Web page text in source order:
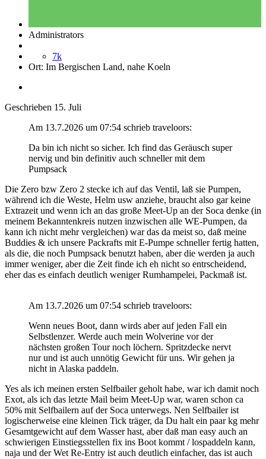
Administrators
7k
Ort: Im Bergischen Land, nahe Koeln
Geschrieben 15. Juli
Am 13.7.2026 um 07:54 schrieb traveloors:
Da bin ich nicht so sicher. Ich find das Geräusch super
nervig und bin definitiv auch schneller mit dem
Pumpsack
Die Zero bzw Zero 2 stecke ich auf das Ventil, laß sie Pumpen,
während ich die Weste, Helm usw anziehe, braucht also gar keine
Extrazeit und wenn ich an das große Meet-Up an der Soca denke (in
meinem Bekanntenkreis nutzen inzwischen alle WE-Pumpen, da
kann ich nicht mehr vergleichen) war das da meist so, daß meine
Buddies & ich unsere Packrafts mit E-Pumpe schneller fertig hatten,
als die, die noch Pumpsack benutzt haben, aber die werden ja auch
immer weniger, aber die Zeit finde ich eh nicht so entrscheidend,
eher das es einfach deutlich weniger Rumhampelei, Packmaß ist.
Am 13.7.2026 um 07:54 schrieb traveloors:
Wenn neues Boot, dann wirds aber auf jeden Fall ein
Selbstlenzer. Werde auch mein Wolverine vor der
nächsten großen Tour noch löchern. Spritzdecke nervt
nur und ist auch unnötig Gewicht für uns. Wir gehen ja
nicht in Alaska paddeln.
Yes als ich meinen ersten Selfbailer geholt habe, war ich damit noch
Exot, als ich das letzte Mail beim Meet-Up war, waren schon ca
50% mit Selfbailern auf der Soca unterwegs. Nen Selfbailer ist
logischerweise eine kleinen Tick träger, da Du halt ein paar kg mehr
Gesamtgewicht auf dem Wasser hast, aber daß man easy auch an
schwierigen Einstiegsstellen fix ins Boot kommt / lospaddeln kann,
naja und der Wet Re-Entry ist auch deutlich einfacher, das ist auch